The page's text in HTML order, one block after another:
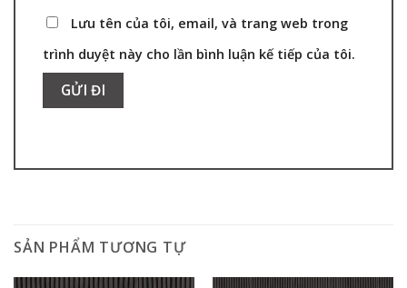
Lưu tên của tôi, email, và trang web trong
trình duyệt này cho lần bình luận kế tiếp của tôi.
SẢN PHẨM TƯƠNG TỰ